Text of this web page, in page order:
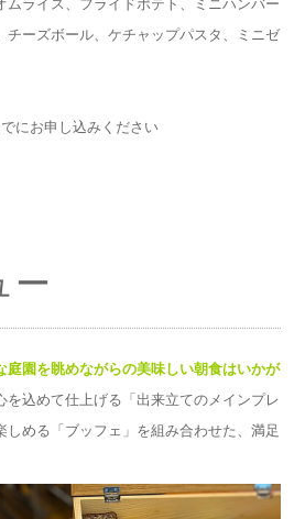
ライス、フライドポテト、ミニハンバー
チーズボール、ケチャップパスタ、ミニゼ
にお申し込みください
ー
庭園を眺めながらの美味しい朝食はいかが
を込めて仕上げる「出来立てのメインプレ
しめる「ブッフェ」を組み合わせた、満足